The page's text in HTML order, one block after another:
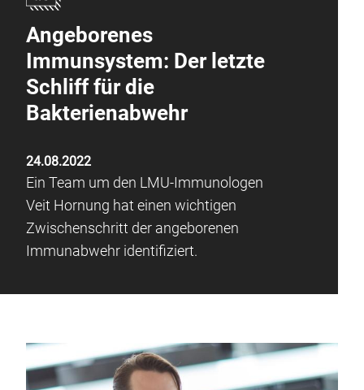
Angeborenes
Immunsystem: Der letzte
Schliff für die
Bakterienabwehr
24.08.2022
Ein Team um den LMU-Immunologen
Veit Hornung hat einen wichtigen
Zwischenschritt der angeborenen
Immunabwehr identifiziert.